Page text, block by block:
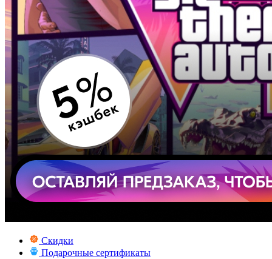
Скидки
Подарочные сертификаты